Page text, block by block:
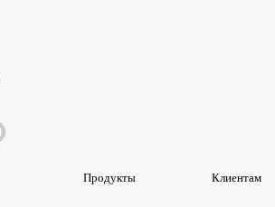
Продукты Клиентам